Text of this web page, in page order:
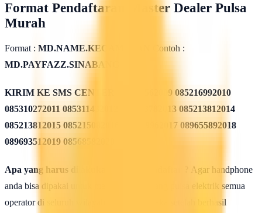
Format Pendaftaran Master Dealer Pulsa
Murah
Format : MD.NAME.KECAMATAN
Contoh :
MD.PAYFAZZ.SINABANG
KIRIM KE SMS CENTER
085311562009 085216992010
085310272011 085311432012 085213782013 085213812014
085213812015 085215082016 085819962017 089655892018
089693512019 08568582020
Apa yang harus dilakukan seusai Mendaftar ?
Agar handphone
anda bisa dipakai untuk melakukan isi ulang pulsa elektrik semua
operator di seluruh wilayah Indonesia, maka setelah berhasil